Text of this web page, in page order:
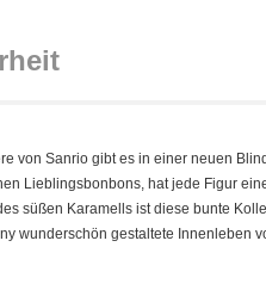
von Sanrio gibt es in einer neuen
Lieblingsbonbons, hat jede Figur
süßen Karamells ist diese bunte
wunderschön gestaltete Innenleben